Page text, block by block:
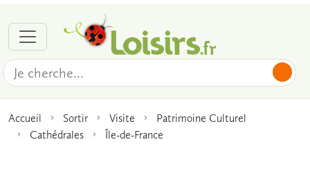
Accueil Sortir Visite
Patrimoine Culturel
Cathédrales
Île-de-France